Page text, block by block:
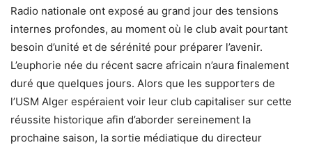
Radio nationale ont exposé au grand jour des tensions
internes profondes, au moment où le club avait pourtant
besoin d’unité et de sérénité pour préparer l’avenir.
L’euphorie née du récent sacre africain n’aura finalement
duré que quelques jours. Alors que les supporters de
l’USM Alger espéraient voir leur club capitaliser sur cette
réussite historique afin d’aborder sereinement la
prochaine saison, la sortie médiatique du directeur